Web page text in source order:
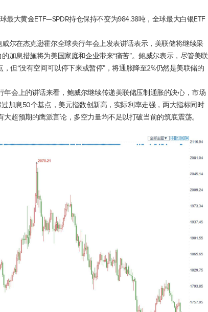
最大黄金ETF—SPDR持仓保持不变为984.38吨，全球最大白银ETF
威尔在杰克逊霍尔全球央行年会上发表讲话表示，美联储将继续采
加息措施将为美国家庭和企业带来“痛苦”。鲍威尔表示，尽管美联
但“没有空间可以停下来或暂停”，将通胀降至2%仍然是美联储的
年会上的讲话来看，鲍威尔继续传递美联储压制通胀的决心，市场
加息50个基点， 美元指数创新高，实际利率走强，两大指标同时
超预期的鹰派言论，多空力量均不足以打破当前的筑底震荡。